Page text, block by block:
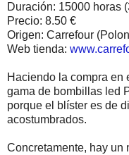
Duración: 15000 horas
Precio: 8.50 €
Origen: Carrefour
Web tienda:
Haciendo la compra en
gama de bombillas led
porque el blíster es de
acostumbrados.
Concretamente, hay un